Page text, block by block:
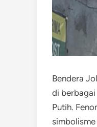
Bendera
di berbagai
Putih.